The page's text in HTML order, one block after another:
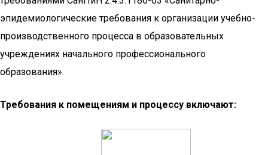
эпидемиологические требования к организации учебно-
производственного процесса в образовательных
учреждениях начального профессионального
образования».
Требования к помещениям и процессу включают: